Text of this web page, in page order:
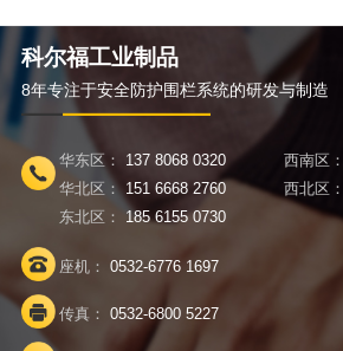
科尔福工业制品
8年专注于安全防护围栏系统的研发与制造
华东区： 137 8068 0320 西南区：
华北区： 151 6668 2760 西北区：
东北区： 185 6155 0730
座机： 0532-6776 1697
传真： 0532-6800 5227